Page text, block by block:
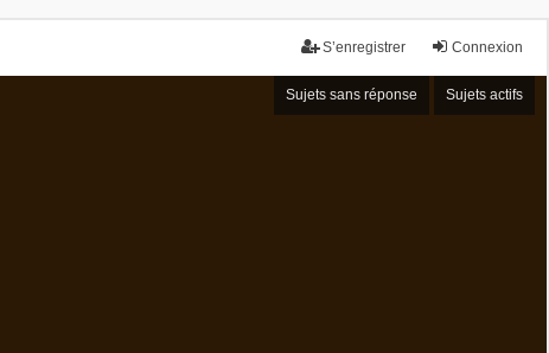
Connexion
S’enregistrer
Sujets sans réponse Sujets actifs